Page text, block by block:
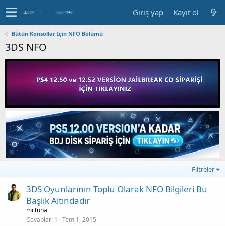
Giriş yap Kayıt ol
Bütün Konsollar İçin NFO Bölümü
3DS NFO
Filtreler
3DS Oyunlarının Toplu Olarak NFO Bilgileri Bu
Başlık Altındadır
mctuna
Cevaplar 1 Tem 1, 2015